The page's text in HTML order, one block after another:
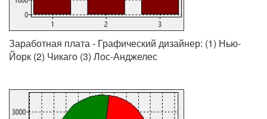
Заработная плата - Графический дизайнер: (1) Нью-
Йорк (2) Чикаго (3) Лос-Анджелес